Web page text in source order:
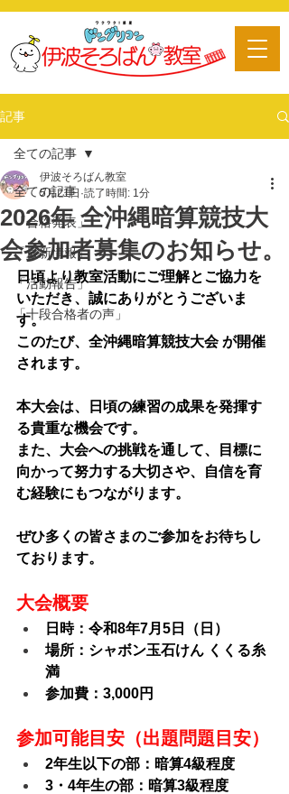
記事
全ての記事
「合格発表」
「最新情報」
「活動報告」
「十段合格者の声」
全ての記事
2026年 全沖縄暗算競技大
会参加者募集のお知らせ。
伊波そろばん教室
5月21日 読了時間: 1分
日頃より教室活動にご理解とご協力を
いただき、誠にありがとうございま
す。
このたび、全沖縄暗算競技大会 が開催
されます。
本大会は、日頃の練習の成果を発揮す
る貴重な機会です。
また、大会への挑戦を通して、目標に
向かって努力する大切さや、自信を育
む経験にもつながります。
ぜひ多くの皆さまのご参加をお待ちし
ております。
大会概要
日時：令和8年7月5日（日）
場所：シャボン玉石けん くくる糸
満
参加費：3,000円
参加可能目安（出題問題目安）
2年生以下の部：暗算4級程度
3・4年生の部：暗算3級程度